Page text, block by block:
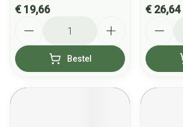
€ 19,66
Bestel
€ 26,64